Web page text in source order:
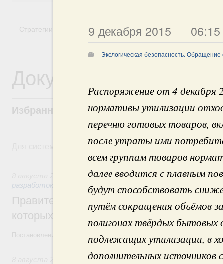
9 декабря 2015 06:15
Экологическая безопасность. Обращение
Распоряжение от 4
нормативы утилизации
перечню готовых товаров,
после утраты ими
всем группам товаров
далее вводится с плавным
будут способствовать
путём сокращения объёмов
полигонах твёрдых бытовых
подлежащих утилизации, в
дополнительных источников
Стратегии Государственные программы
Документы
Избранные документы со справками к
Для системного поиска перейдите в раздел "Поиск по
8 августа, суббота
Государственная политика в сфере
разработок
Правительство расширило перечень
которых освобождаются от НДФЛ
Постановление от 5 августа 2026 года №978
Отрасль информационных технологий